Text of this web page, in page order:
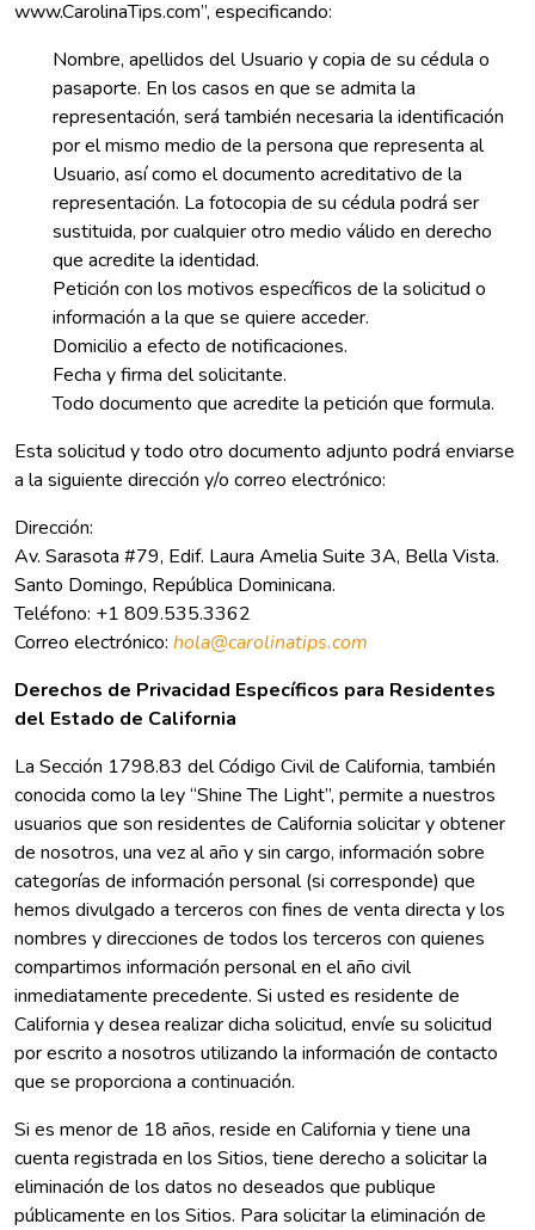
www.CarolinaTips.com”, especificando:
Nombre, apellidos del Usuario y copia de su cédula o
pasaporte. En los casos en que se admita la
representación, será también necesaria la identificación
por el mismo medio de la persona que representa al
Usuario, así como el documento acreditativo de la
representación. La fotocopia de su cédula podrá ser
sustituida, por cualquier otro medio válido en derecho
que acredite la identidad.
Petición con los motivos específicos de la solicitud o
información a la que se quiere acceder.
Domicilio a efecto de notificaciones.
Fecha y firma del solicitante.
Todo documento que acredite la petición que formula.
Esta solicitud y todo otro documento adjunto podrá enviarse
a la siguiente dirección y/o correo electrónico:
Dirección:
Av. Sarasota #79, Edif. Laura Amelia Suite 3A, Bella Vista.
Santo Domingo, República Dominicana.
Teléfono: +1 809.535.3362
Correo electrónico: hola@carolinatips.com
Derechos de Privacidad Específicos para Residentes
del Estado de California
La Sección 1798.83 del Código Civil de California, también
conocida como la ley “Shine The Light”, permite a nuestros
usuarios que son residentes de California solicitar y obtener
de nosotros, una vez al año y sin cargo, información sobre
categorías de información personal (si corresponde) que
hemos divulgado a terceros con fines de venta directa y los
nombres y direcciones de todos los terceros con quienes
compartimos información personal en el año civil
inmediatamente precedente. Si usted es residente de
California y desea realizar dicha solicitud, envíe su solicitud
por escrito a nosotros utilizando la información de contacto
que se proporciona a continuación.
Si es menor de 18 años, reside en California y tiene una
cuenta registrada en los Sitios, tiene derecho a solicitar la
eliminación de los datos no deseados que publique
públicamente en los Sitios. Para solicitar la eliminación de